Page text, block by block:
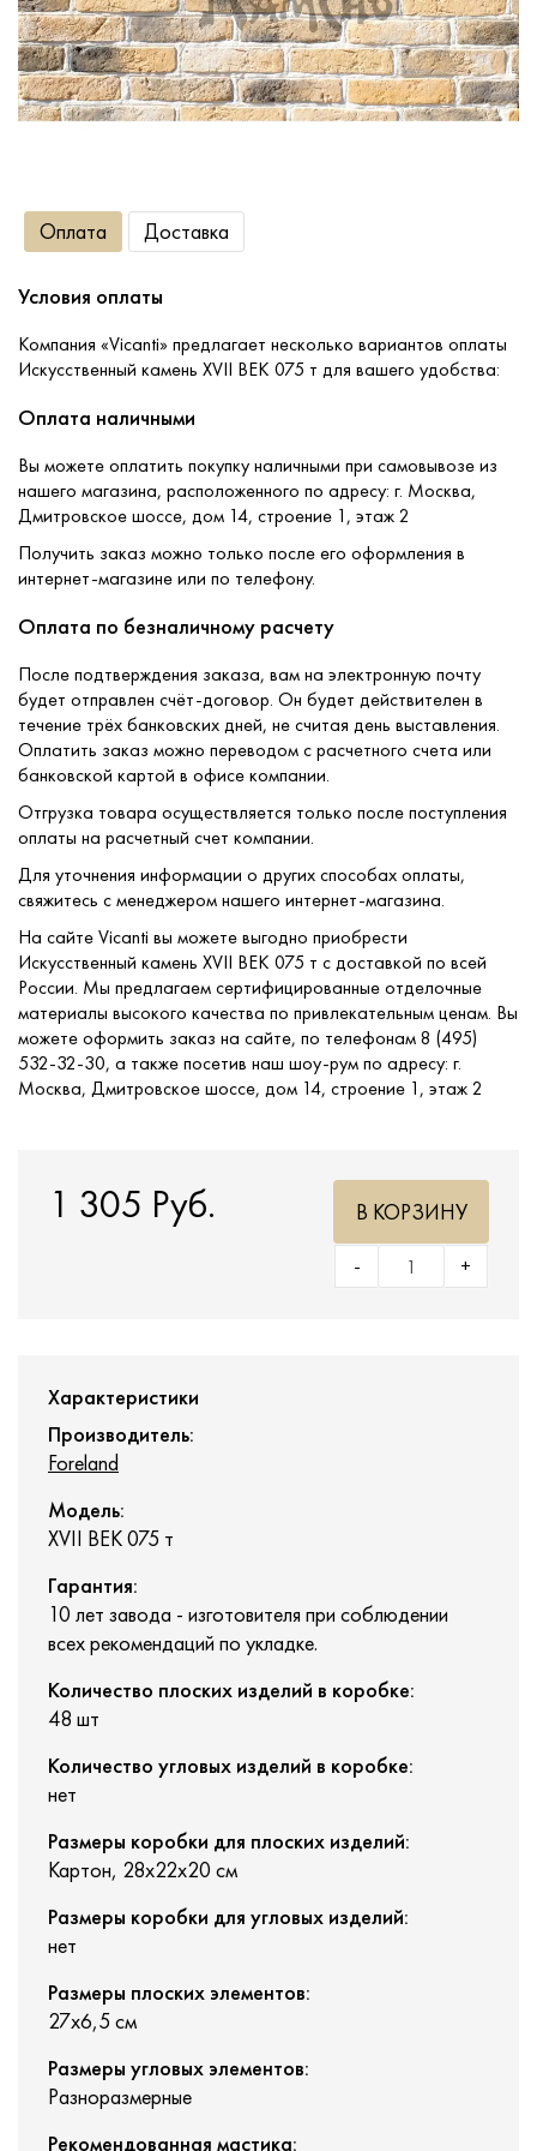
Сопутствующие товары
Услуги
Портфолио
Контакты
Оплата Доставка
Условия оплаты
Компания «Vicanti» предлагает несколько вариантов оплаты
Искусственный камень XVII ВЕК 075 т для вашего удобства:
Оплата наличными
Вы можете оплатить покупку наличными при самовывозе из
нашего магазина, расположенного по адресу: г. Москва,
Дмитровское шоссе, дом 14, строение 1, этаж 2
Получить заказ можно только после его оформления в
интернет-магазине или по телефону.
Оплата по безналичному расчету
После подтверждения заказа, вам на электронную почту
будет отправлен счёт-договор. Он будет действителен в
течение трёх банковских дней, не считая день выставления.
Оплатить заказ можно переводом с расчетного счета или
банковской картой в офисе компании.
Отгрузка товара осуществляется только после поступления
оплаты на расчетный счет компании.
Для уточнения информации о других способах оплаты,
свяжитесь с менеджером нашего интернет-магазина.
На сайте Vicanti вы можете выгодно приобрести
Искусственный камень XVII ВЕК 075 т с доставкой по всей
России. Мы предлагаем сертифицированные отделочные
материалы высокого качества по привлекательным ценам. Вы
можете оформить заказ на сайте, по телефонам 8 (495)
532-32-30, а также посетив наш шоу-рум по адресу: г.
Москва, Дмитровское шоссе, дом 14, строение 1, этаж 2
1 305 Руб.
+
-
В КОРЗИНУ
Характеристики
Производитель:
Foreland
Модель:
XVII ВЕК 075 т
Гарантия:
10 лет завода - изготовителя при соблюдении
всех рекомендаций по укладке.
Количество плоских изделий в коробке:
48 шт
Количество угловых изделий в коробке:
нет
Размеры коробки для плоских изделий:
Картон, 28х22х20 см
Размеры коробки для угловых изделий:
нет
Размеры плоских элементов:
27х6,5 см
Размеры угловых элементов:
Разноразмерные
Рекомендованная мастика: